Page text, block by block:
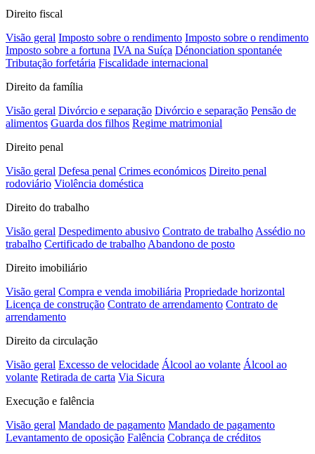
Direito fiscal
Visão geral Imposto sobre o rendimento Imposto sobre o rendimento
Imposto sobre a fortuna IVA na Suíça Dénonciation spontanée
Tributação forfetária Fiscalidade internacional
Direito da família
Visão geral Divórcio e separação Divórcio e separação Pensão de
alimentos Guarda dos filhos Regime matrimonial
Direito penal
Visão geral Defesa penal Crimes económicos Direito penal
rodoviário Violência doméstica
Direito do trabalho
Visão geral Despedimento abusivo Contrato de trabalho Assédio no
trabalho Certificado de trabalho Abandono de posto
Direito imobiliário
Visão geral Compra e venda imobiliária Propriedade horizontal
Licença de construção Contrato de arrendamento Contrato de
arrendamento
Direito da circulação
Visão geral Excesso de velocidade Álcool ao volante Álcool ao
volante Retirada de carta Via Sicura
Execução e falência
Visão geral Mandado de pagamento Mandado de pagamento
Levantamento de oposição Falência Cobrança de créditos